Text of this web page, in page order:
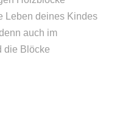
Leben deines Kindes
auch im
die Blöcke